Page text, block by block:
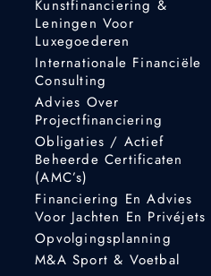
Kunstfinanciering &
Leningen Voor
Luxegoederen
Internationale Financiële
Consulting
Advies Over
Projectfinanciering
Obligaties / Actief
Beheerde Certificaten
(AMC’s)
Financiering En Advies
Voor Jachten En Privéjets
Opvolgingsplanning
M&A Sport & Voetbal